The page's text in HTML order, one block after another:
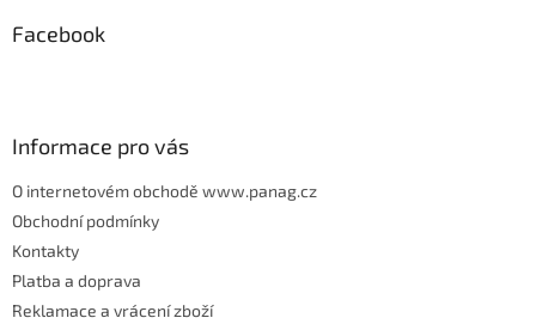
p
aFacebook
Informace pro vás
O internetovém obchodě www.panag.cz
Obchodní podmínky
Kontakty
Platba a doprava
Reklamace a vrácení zboží